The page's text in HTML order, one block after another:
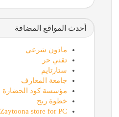
أحدث المواقع المضافة
ماذون شرعي
تقني حر
ستارتايم
جامعة المعارف
مؤسسة كود الحضارة
خطوة ربح
Zaytoona store for PC